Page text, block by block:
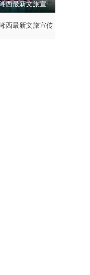
有一种极致的美，叫湘西！湘西最新文旅宣传片
西最新文旅宣传